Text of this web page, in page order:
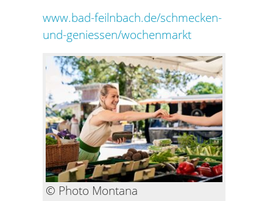
www.bad-feilnbach.de/schmecken-
und-geniessen/wochenmarkt
© Photo Montana